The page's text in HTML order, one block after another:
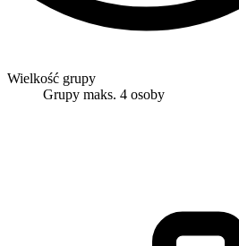
Wielkość grupy
Grupy maks. 4 osoby